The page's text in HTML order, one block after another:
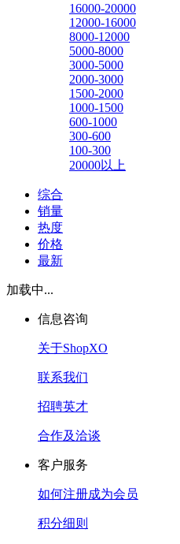
16000-20000
12000-16000
8000-12000
5000-8000
3000-5000
2000-3000
1500-2000
1000-1500
600-1000
300-600
100-300
20000以上
综合
销量
热度
价格
最新
加载中...
信息咨询
关于ShopXO
联系我们
招聘英才
合作及洽谈
客户服务
如何注册成为会员
积分细则